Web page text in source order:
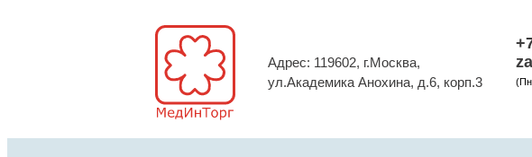
Адрес: 119602, г.Москва,
ул.Академика Анохина, д.6, корп.3